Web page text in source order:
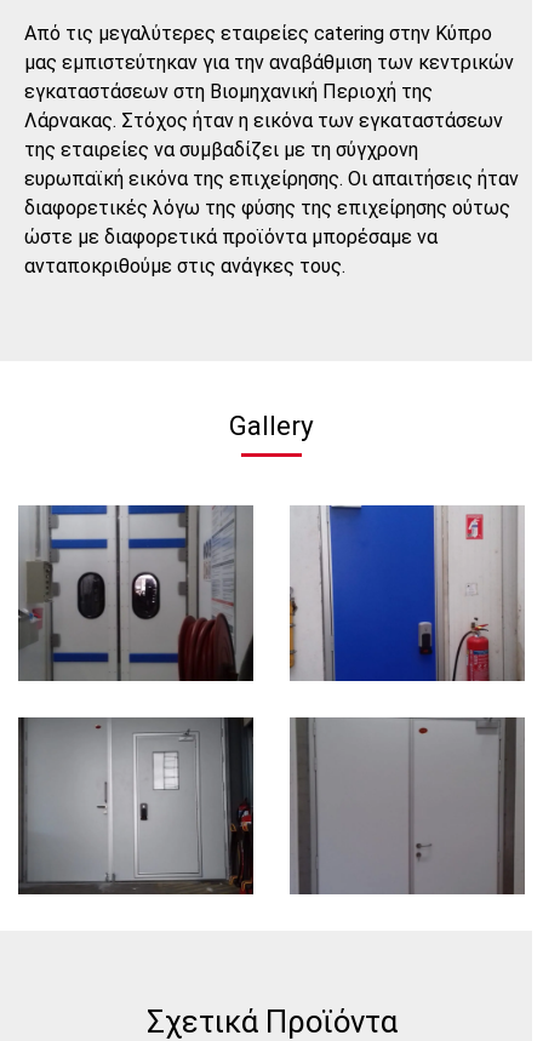
Από τις μεγαλύτερες εταιρείες catering στην Κύπρο
μας εμπιστεύτηκαν για την αναβάθμιση των κεντρικών
εγκαταστάσεων στη Βιομηχανική Περιοχή της
Λάρνακας. Στόχος ήταν η εικόνα των εγκαταστάσεων
της εταιρείες να συμβαδίζει με τη σύγχρονη
ευρωπαϊκή εικόνα της επιχείρησης. Οι απαιτήσεις ήταν
διαφορετικές λόγω της φύσης της επιχείρησης ούτως
ώστε με διαφορετικά προϊόντα μπορέσαμε να
ανταποκριθούμε στις ανάγκες τους.
Gallery
Σχετικά Προϊόντα